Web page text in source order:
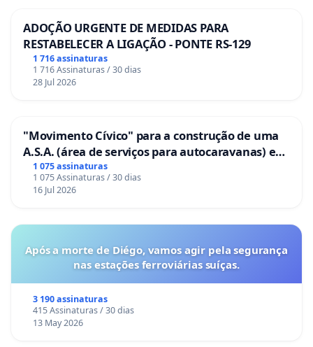
ADOÇÃO URGENTE DE MEDIDAS PARA
RESTABELECER A LIGAÇÃO - PONTE RS-129
1 716 assinaturas
1 716 Assinaturas / 30 dias
28 Jul 2026
"Movimento Cívico" para a construção de uma
A.S.A. (área de serviços para autocaravanas) em
Coimbra
1 075 assinaturas
1 075 Assinaturas / 30 dias
16 Jul 2026
Após a morte de Diégo, vamos agir pela segurança
nas estações ferroviárias suíças.
3 190 assinaturas
415 Assinaturas / 30 dias
13 May 2026